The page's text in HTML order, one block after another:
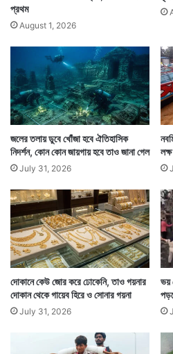
প্রথম
August 1, 2026
জলের তলায় ডুবে খোঁজা হবে ঐতিহাসিক
নিদর্শন, কোন কোন জায়গায় হবে তাও জানা গেল
July 31, 2026
দোকানে কেউ জোর করে ঢোকেনি, তাও গয়নার
দোকান থেকে গায়েব হিরে ও সোনার গয়না
July 31, 2026
ভয়